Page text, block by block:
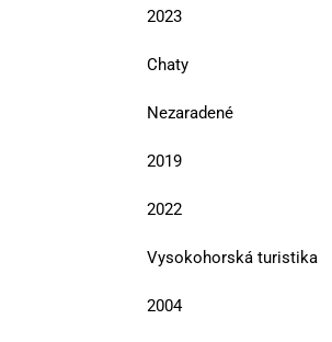
2023
Chaty
Nezaradené
2019
2022
Vysokohorská turistika
2004